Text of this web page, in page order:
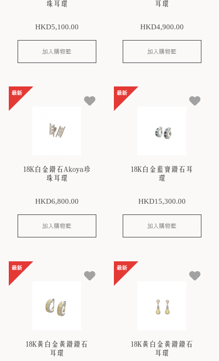
珠耳環
HKD5,100.00
加入購物籃
耳環
HKD4,900.00
加入購物籃
18K白金鑽石Akoya珍
珠耳環
HKD6,800.00
加入購物籃
18K白金藍寶鑽石耳
環
HKD15,300.00
加入購物籃
18K黃白金黃鑽鑽石
耳環
18K黃白金黃鑽鑽石
耳環